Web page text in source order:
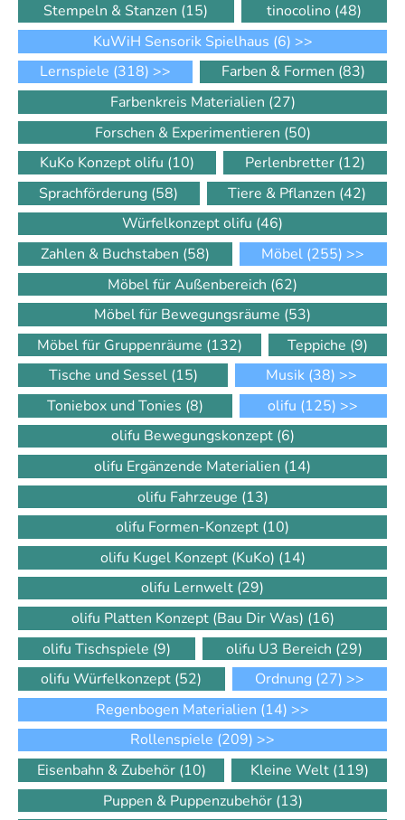
Stempeln & Stanzen (15) tinocolino (48)
KuWiH Sensorik Spielhaus (6) >>
Lernspiele (318) >> Farben & Formen (83)
Farbenkreis Materialien (27)
Forschen & Experimentieren (50)
KuKo Konzept olifu (10) Perlenbretter (12)
Sprachförderung (58) Tiere & Pflanzen (42)
Würfelkonzept olifu (46)
Zahlen & Buchstaben (58) Möbel (255) >>
Möbel für Außenbereich (62)
Möbel für Bewegungsräume (53)
Möbel für Gruppenräume (132) Teppiche (9)
Tische und Sessel (15) Musik (38) >>
Toniebox und Tonies (8) olifu (125) >>
olifu Bewegungskonzept (6)
olifu Ergänzende Materialien (14)
olifu Fahrzeuge (13)
olifu Formen-Konzept (10)
olifu Kugel Konzept (KuKo) (14)
olifu Lernwelt (29)
olifu Platten Konzept (Bau Dir Was) (16)
olifu Tischspiele (9) olifu U3 Bereich (29)
olifu Würfelkonzept (52) Ordnung (27) >>
Regenbogen Materialien (14) >>
Rollenspiele (209) >>
Eisenbahn & Zubehör (10) Kleine Welt (119)
Puppen & Puppenzubehör (13)